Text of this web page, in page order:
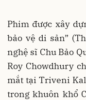
Phim được xây
bảo vệ di sản”
nghệ sĩ Chu Bảo
Roy Chowdhury
mắt tại Triveni
trong khuôn khổ